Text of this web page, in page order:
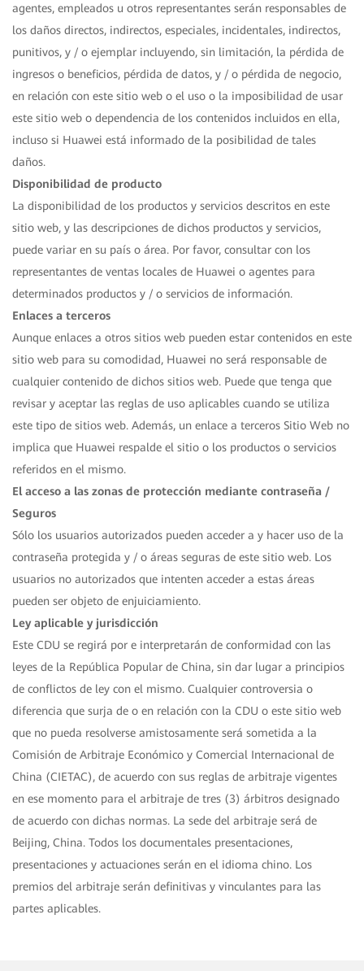
agentes, empleados u otros representantes serán responsables de
los daños directos, indirectos, especiales, incidentales, indirectos,
punitivos, y / o ejemplar incluyendo, sin limitación, la pérdida de
ingresos o beneficios, pérdida de datos, y / o pérdida de negocio,
en relación con este sitio web o el uso o la imposibilidad de usar
este sitio web o dependencia de los contenidos incluidos en ella,
incluso si Huawei está informado de la posibilidad de tales
daños.
Disponibilidad de producto
La disponibilidad de los productos y servicios descritos en este
sitio web, y las descripciones de dichos productos y servicios,
puede variar en su país o área. Por favor, consultar con los
representantes de ventas locales de Huawei o agentes para
determinados productos y / o servicios de información.
Enlaces a terceros
Aunque enlaces a otros sitios web pueden estar contenidos en este
sitio web para su comodidad, Huawei no será responsable de
cualquier contenido de dichos sitios web. Puede que tenga que
revisar y aceptar las reglas de uso aplicables cuando se utiliza
este tipo de sitios web. Además, un enlace a terceros Sitio Web no
implica que Huawei respalde el sitio o los productos o servicios
referidos en el mismo.
El acceso a las zonas de protección mediante contraseña /
Seguros
Sólo los usuarios autorizados pueden acceder a y hacer uso de la
contraseña protegida y / o áreas seguras de este sitio web. Los
usuarios no autorizados que intenten acceder a estas áreas
pueden ser objeto de enjuiciamiento.
Ley aplicable y jurisdicción
Este CDU se regirá por e interpretarán de conformidad con las
leyes de la República Popular de China, sin dar lugar a principios
de conflictos de ley con el mismo. Cualquier controversia o
diferencia que surja de o en relación con la CDU o este sitio web
que no pueda resolverse amistosamente será sometida a la
Comisión de Arbitraje Económico y Comercial Internacional de
China (CIETAC), de acuerdo con sus reglas de arbitraje vigentes
en ese momento para el arbitraje de tres (3) árbitros designado
de acuerdo con dichas normas. La sede del arbitraje será de
Beijing, China. Todos los documentales presentaciones,
presentaciones y actuaciones serán en el idioma chino. Los
premios del arbitraje serán definitivas y vinculantes para las
partes aplicables.